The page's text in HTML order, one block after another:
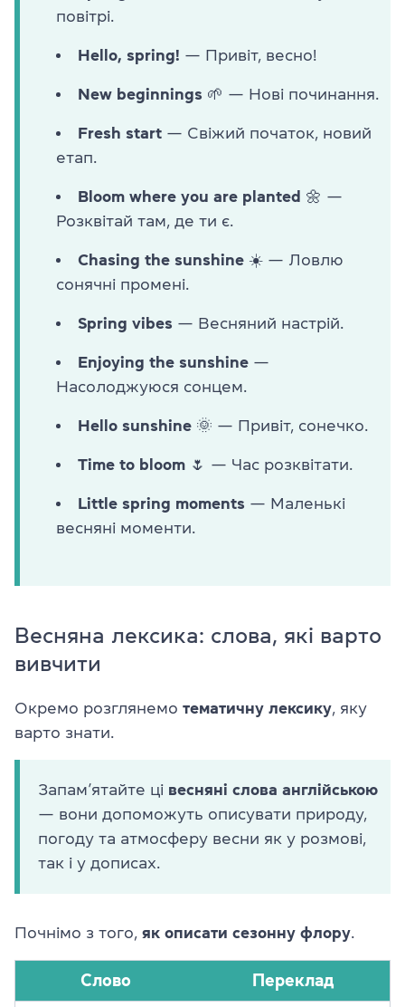
повітрі.
Hello, spring! — Привіт, весно!
New beginnings 🌱 — Нові починання.
Fresh start — Свіжий початок, новий
етап.
Bloom where you are planted 🌼 —
Розквітай там, де ти є.
Chasing the sunshine ☀️ — Ловлю
сонячні промені.
Spring vibes — Весняний настрій.
Enjoying the sunshine —
Насолоджуюся сонцем.
Hello sunshine 🌞 — Привіт, сонечко.
Time to bloom 🌷 — Час розквітати.
Little spring moments — Маленькі
весняні моменти.
Весняна лексика: слова, які варто
вивчити
Окремо розглянемо тематичну лексику, яку
варто знати.
Запам’ятайте ці весняні слова англійською
— вони допоможуть описувати природу,
погоду та атмосферу весни як у розмові,
так і у дописах.
Почнімо з того, як описати сезонну флору.
Слово Переклад